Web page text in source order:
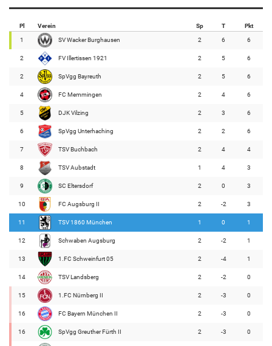
Pl Verein Sp T Pkt
1 SV Wacker Burghausen 2 6 6
2 FV Illertissen 1921 2 5 6
2 SpVgg Bayreuth 2 5 6
4 FC Memmingen 2 4 6
5 DJK Vilzing 2 3 6
6 SpVgg Unterhaching 2 2 6
7 TSV Buchbach 2 4 4
8 TSV Aubstadt 1 4 3
9 SC Eltersdorf 2 0 3
10 FC Augsburg II 2 -2 3
11 TSV 1860 München 1 0 1
12 Schwaben Augsburg 2 -2 1
13 1.FC Schweinfurt 05 2 -4 1
14 TSV Landsberg 2 -2 0
15 1.FC Nürnberg II 2 -3 0
16 FC Bayern München II 2 -3 0
16 SpVgg Greuther Fürth II 2 -3 0